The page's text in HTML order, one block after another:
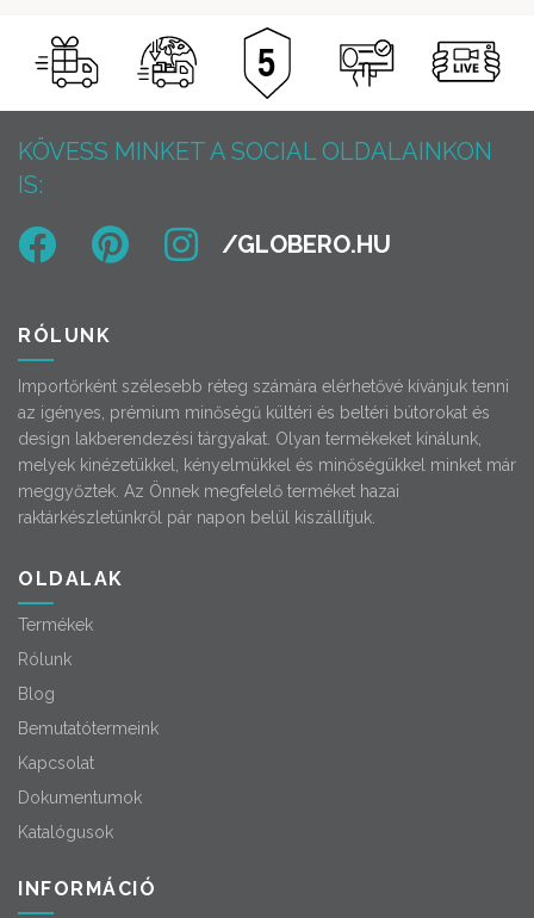
KÖVESS MINKET A SOCIAL OLDALAINKON
IS:
RÓLUNK
Importőrként szélesebb réteg számára elérhetővé kívánjuk tenni
az igényes, prémium minőségű kültéri és beltéri bútorokat és
design lakberendezési tárgyakat. Olyan termékeket kínálunk,
melyek kinézetükkel, kényelmükkel és minőségükkel minket már
meggyőztek. Az Önnek megfelelő terméket hazai
raktárkészletünkről pár napon belül kiszállítjuk.
OLDALAK
Termékek
Rólunk
Blog
Bemutatótermeink
Kapcsolat
Dokumentumok
Katalógusok
INFORMÁCIÓ